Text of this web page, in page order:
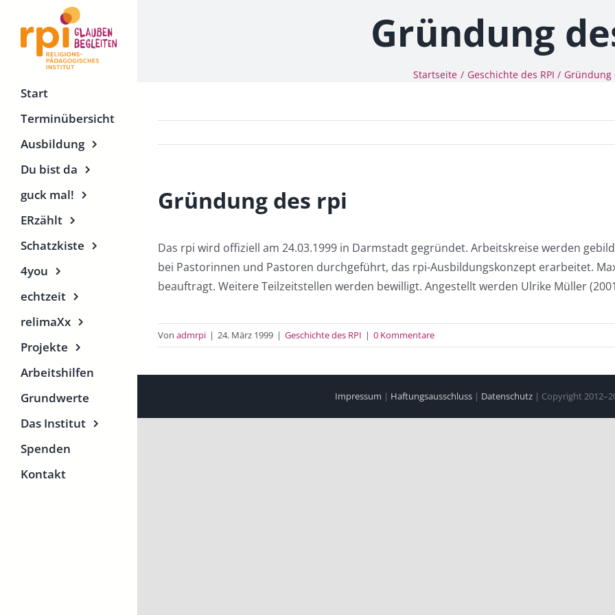
Inhalt
springen
Start
Terminübersicht
Ausbildung
Du bist da
guck mal!
ERzählt
Schatzkiste
4you
echtzeit
relimaXx
Projekte
Arbeitshilfen
Grundwerte
Das Institut
Spenden
Kontakt
Gründung
Startseite Geschichte des RPI Gründung
Gründung des rpi
Das rpi wird offiziell am 24.03.1999 in Darmstadt gegründet. Arbeitskreise werden
bei Pastorinnen und Pastoren durchgeführt, das rpi-Ausbildungskonzept erarbeitet.
beauftragt. Weitere Teilzeitstellen werden bewilligt. Angestellt werden Ulrike Müller
Von admrpi | 24. März 1999 | Geschichte des RPI | 0 Kommentare
Impressum | Haftungsausschluss | Datenschutz | Copyright